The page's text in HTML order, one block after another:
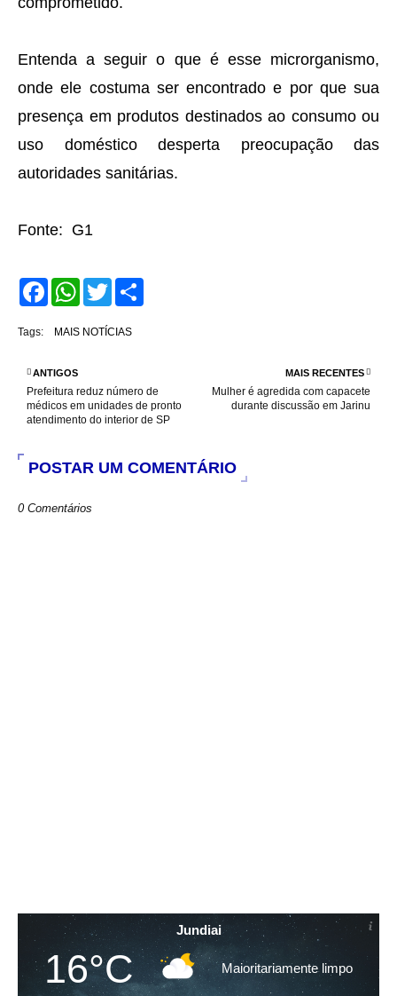
Entenda a seguir o que é esse microrganismo,
onde ele costuma ser encontrado e por que sua
presença em produtos destinados ao consumo ou
uso doméstico desperta preocupação das
autoridades sanitárias.
Fonte: G1
F
a
e
o
k
W
h
T
w
t
Tags: MAIS NOTÍCIAS
MAIS RECENTES
Mulher é agredida com capacete
durante discussão em Jarinu
ANTIGOS
Prefeitura reduz número de
médicos em unidades de pronto
atendimento do interior de SP
POSTAR UM COMENTÁRIO
0 Comentários
Jundiai
16°C Maioritariamente limpo